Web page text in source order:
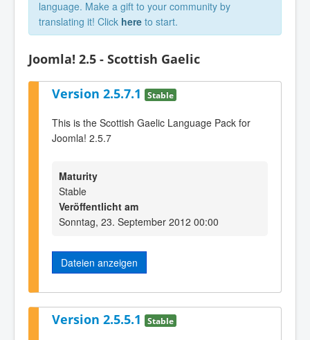
language. Make a gift to your community by
translating it! Click here to start.
Joomla! 2.5 - Scottish Gaelic
Version 2.5.7.1 Stable
This is the Scottish Gaelic Language Pack for
Joomla! 2.5.7
Maturity
Stable
Veröffentlicht am
Sonntag, 23. September 2012 00:00
Dateien anzeigen
Version 2.5.5.1 Stable